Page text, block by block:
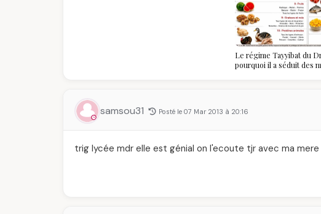
Le régime Tayyibat du
pourquoi il a séduit des
samsou31 Posté le 07 Mar 2013 à 20:16
trig lycée mdr elle est génial on l'ecoute tjr avec ma mere